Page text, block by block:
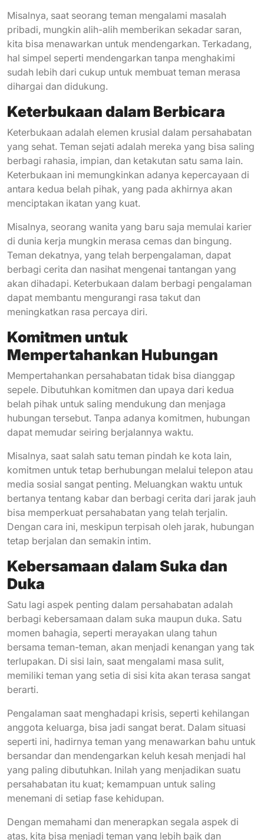
Misalnya, saat seorang teman mengalami masalah
pribadi, mungkin alih-alih memberikan sekadar saran,
kita bisa menawarkan untuk mendengarkan. Terkadang,
hal simpel seperti mendengarkan tanpa menghakimi
sudah lebih dari cukup untuk membuat teman merasa
dihargai dan didukung.
Keterbukaan dalam Berbicara
Keterbukaan adalah elemen krusial dalam persahabatan
yang sehat. Teman sejati adalah mereka yang bisa saling
berbagi rahasia, impian, dan ketakutan satu sama lain.
Keterbukaan ini memungkinkan adanya kepercayaan di
antara kedua belah pihak, yang pada akhirnya akan
menciptakan ikatan yang kuat.
Misalnya, seorang wanita yang baru saja memulai karier
di dunia kerja mungkin merasa cemas dan bingung.
Teman dekatnya, yang telah berpengalaman, dapat
berbagi cerita dan nasihat mengenai tantangan yang
akan dihadapi. Keterbukaan dalam berbagi pengalaman
dapat membantu mengurangi rasa takut dan
meningkatkan rasa percaya diri.
Komitmen untuk
Mempertahankan Hubungan
Mempertahankan persahabatan tidak bisa dianggap
sepele. Dibutuhkan komitmen dan upaya dari kedua
belah pihak untuk saling mendukung dan menjaga
hubungan tersebut. Tanpa adanya komitmen, hubungan
dapat memudar seiring berjalannya waktu.
Misalnya, saat salah satu teman pindah ke kota lain,
komitmen untuk tetap berhubungan melalui telepon atau
media sosial sangat penting. Meluangkan waktu untuk
bertanya tentang kabar dan berbagi cerita dari jarak jauh
bisa memperkuat persahabatan yang telah terjalin.
Dengan cara ini, meskipun terpisah oleh jarak, hubungan
tetap berjalan dan semakin intim.
Kebersamaan dalam Suka dan
Duka
Satu lagi aspek penting dalam persahabatan adalah
berbagi kebersamaan dalam suka maupun duka. Satu
momen bahagia, seperti merayakan ulang tahun
bersama teman-teman, akan menjadi kenangan yang tak
terlupakan. Di sisi lain, saat mengalami masa sulit,
memiliki teman yang setia di sisi kita akan terasa sangat
berarti.
Pengalaman saat menghadapi krisis, seperti kehilangan
anggota keluarga, bisa jadi sangat berat. Dalam situasi
seperti ini, hadirnya teman yang menawarkan bahu untuk
bersandar dan mendengarkan keluh kesah menjadi hal
yang paling dibutuhkan. Inilah yang menjadikan suatu
persahabatan itu kuat; kemampuan untuk saling
menemani di setiap fase kehidupan.
Dengan memahami dan menerapkan segala aspek di
atas, kita bisa menjadi teman yang lebih baik dan